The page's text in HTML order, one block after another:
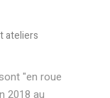
ateliers
"en roue
2018 au